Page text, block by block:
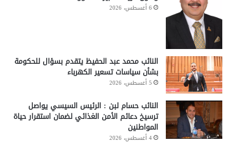
6 أغسطس، 2026
النائب محمد عبد الحفيظ يتقدم بسؤال للحكومة
بشأن سياسات تسعير الكهرباء
5 أغسطس، 2026
النائب حسام لبن : الرئيس السيسي يواصل
ترسيخ دعائم الأمن الغذائي لضمان استقرار حياة
المواطنين
4 أغسطس، 2026